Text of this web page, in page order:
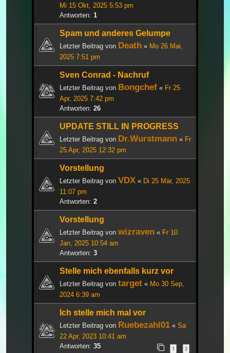
Mi 15 Okt, 2025 5:53 pm
Antworten: 1
Spam und anderes Gelumpe
Letzter Beitrag von Death « Mo 26 Mai,
2025 7:51 pm
Sven Conrad - Nachruf
Letzter Beitrag von Bongchef « Fr 25
Apr, 2025 7:42 pm
Antworten: 26
UPDATE STILL IN PROGRESS
Letzter Beitrag von Dr.Wurstmann « Fr
25 Apr, 2025 12:32 pm
Vorstellung
Letzter Beitrag von VDX « Di 25 Mär, 2025
11:07 pm
Antworten: 2
Vorstellung
Letzter Beitrag von wizraven « Fr 10
Jan, 2025 10:54 am
Antworten: 3
Stelle mich ebenfalls kurz vor
Letzter Beitrag von target « Mo 30 Sep,
2024 6:39 am
Ich stelle mich mal vor
Letzter Beitrag von Ruebezahl01 « Sa
22 Apr, 2023 10:41 am
Antworten: 35 1 2